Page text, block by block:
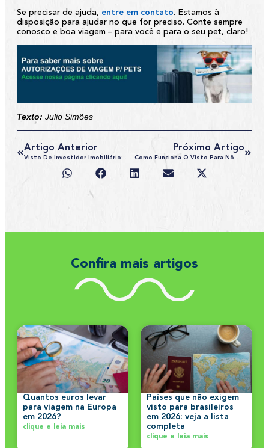
Se precisar de ajuda, entre em contato. Estamos à
disposição para ajudar no que for preciso. Conte sempre
conosco e boa viagem – para você e para o seu pet, claro!
Texto: Julio Simões
Artigo Anterior Próximo Artigo
Confira mais artigos
Quantos euros levar
para viagem na Europa
em 2026?
clique e leia mais
Países que não exigem
visto para brasileiros
em 2026: veja a lista
completa
clique e leia mais